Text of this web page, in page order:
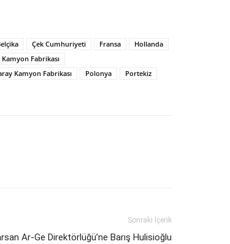
Çek Cumhuriyeti Fransa
Hollanda
Fabrikası
Kamyon Fabrikası Polonya
Portekiz
Sonraki İçerik
Ar-Ge Direktörlüğü’ne Barış Hulisioğlu